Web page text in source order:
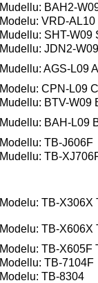
Mudellu: BAH2-
Modelu: VRD-
Mudellu: SHT-W09
Mudellu: JDN2-
Mudellu: AGS-L09
Modelu: CPN-L09
Mudellu: BTV-W09
Mudellu: BAH-L09
Modellu: TB-J606F
Mudellu: TB-
Modelu: TB-X306X
Modelu: TB-X606X
Modelu: TB-X605F
Modellu: TB-7104F
Modelu: TB-8304